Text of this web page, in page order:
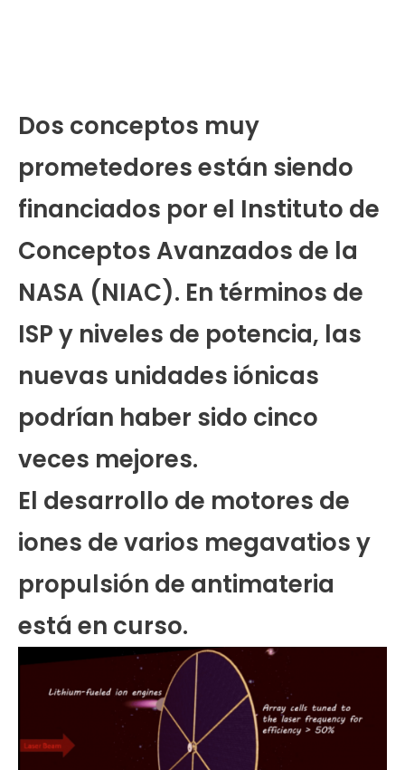
Dos conceptos muy
prometedores están siendo
financiados por el Instituto de
Conceptos Avanzados de la
NASA (NIAC). En términos de
ISP y niveles de potencia, las
nuevas unidades iónicas
podrían haber sido cinco
veces mejores.
El desarrollo de motores de
iones de varios megavatios y
propulsión de antimateria
está en curso.